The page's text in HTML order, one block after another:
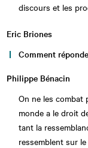
discours et les
Eric Briones
Comment
Philippe Bénacin
On ne les combat
monde a le droit
tant la
ressemblent sur